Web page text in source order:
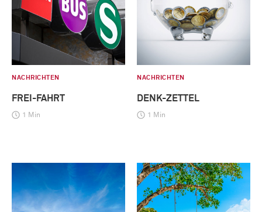
NACHRICHTEN
FREI-FAHRT
1 Min
NACHRICHTEN
DENK-ZETTEL
1 Min